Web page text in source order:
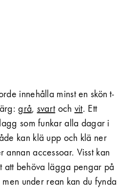
innehålla minst en skön t-
grå, svartoch vit. Ett
som funkar alla dagar i
kan klä upp och klä ner
annan accessoar. Visst kan
att behöva lägga pengar på
men under rean kan du fynda